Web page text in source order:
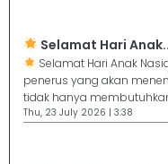
Selamat Hari
Selamat Hari Anak
penerus yang akan
tidak hanya
Thu, 23 July 2026 | 3:38